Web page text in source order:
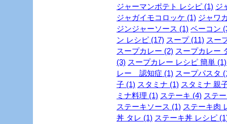
ジャーマンポテト レシピ (1) ジ
ジャガイモコロッケ (1) ジャワ
ジンジャーソース (1) ベーコン
ン レシピ (17) スープ (11) スー
スープカレー (2) スープカレー
(3) スープカレー レシピ 簡単 (1)
レー 認知症 (1) スープパスタ
子 (1) スタミナ (1) スタミナ 親
ミナ料理 (1) ステーキ (4) ステ
ステーキソース (1) ステーキ肉
丼 タレ (1) ステーキ丼 レシピ